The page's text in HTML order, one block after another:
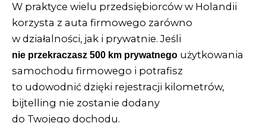
W praktyce wielu przedsiębiorców w Holandii
korzysta z auta firmowego zarówno
w działalności, jak i prywatnie. Jeśli
nie przekraczasz 500 km prywatnego użytkowania
samochodu firmowego i potrafisz
to udowodnić dzięki rejestracji kilometrów,
bijtelling nie zostanie dodany
do Twojego dochodu.